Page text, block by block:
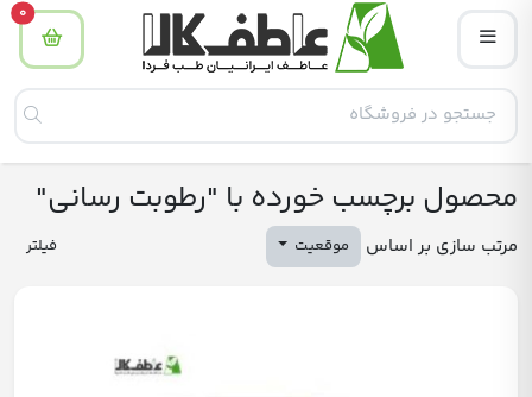
0
محصول برچسب خورده با "رطوبت رسانی"
مرتب سازی بر اساس موقعیت فیلتر